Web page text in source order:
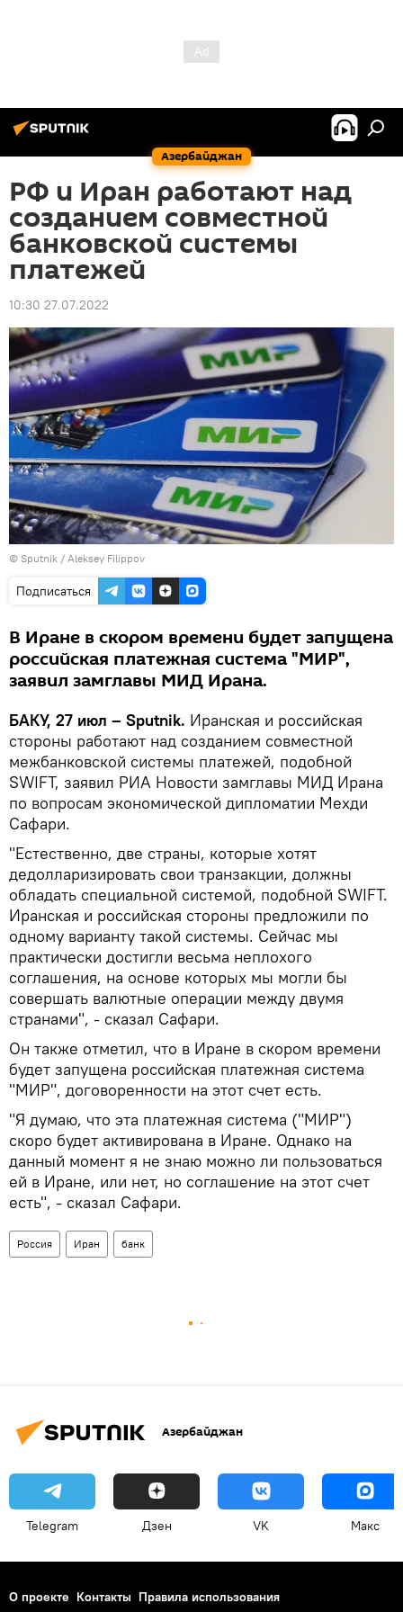
Азербайджан
РФ и Иран работают над
созданием совместной
банковской системы
платежей
10:30 27.07.2022
© Sputnik / Aleksey Filippov
Подписаться
В Иране в скором времени будет запущена
российская платежная система "МИР",
заявил замглавы МИД Ирана.
БАКУ, 27 июл – Sputnik. Иранская и российская
стороны работают над созданием совместной
межбанковской системы платежей, подобной
SWIFT, заявил РИА Новости замглавы МИД Ирана
по вопросам экономической дипломатии Мехди
Сафари.
"Естественно, две страны, которые хотят
дедолларизировать свои транзакции, должны
обладать специальной системой, подобной SWIFT.
Иранская и российская стороны предложили по
одному варианту такой системы. Сейчас мы
практически достигли весьма неплохого
соглашения, на основе которых мы могли бы
совершать валютные операции между двумя
странами", - сказал Сафари.
Он также отметил, что в Иране в скором времени
будет запущена российская платежная система
"МИР", договоренности на этот счет есть.
"Я думаю, что эта платежная система ("МИР")
скоро будет активирована в Иране. Однако на
данный момент я не знаю можно ли пользоваться
ей в Иране, или нет, но соглашение на этот счет
есть", - сказал Сафари.
Россия Иран банк
Азербайджан
Telegram Дзен VK Макс
О проекте Контакты Правила использования